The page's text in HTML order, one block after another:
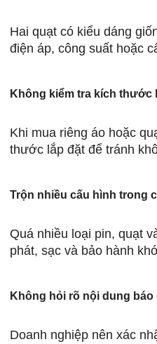
Hai quạt có kiểu dáng
điện áp, công suất hoặc
Không kiểm tra kích thước
Khi mua riêng áo hoặc
thước lắp đặt để tránh
Trộn nhiều cấu hình trong
Quá nhiều loại pin, quạt
phát, sạc và bảo hành
Không hỏi rõ nội dung báo
Doanh nghiệp nên xác